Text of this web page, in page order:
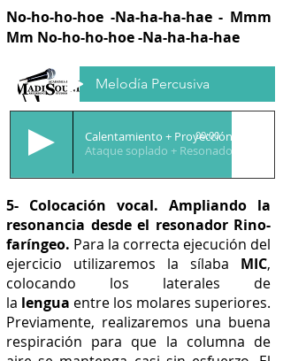
No-ho-ho-hoe -Na-ha-ha-hae - Mmm
Mm No-ho-ho-hoe-Na-ha-ha-hae
Melodía Percusiva
Calentamiento + Proyección
Ataque soplado + Resonadores
00:00
5- Colocación vocal. Ampliando la
resonancia desde el resonador Rino-
faríngeo. Para la correcta ejecución del
ejercicio utilizaremos la sílaba MIC,
colocando los laterales de
la lengua entre los molares superiores.
Previamente, realizaremos una buena
respiración para que la columna de